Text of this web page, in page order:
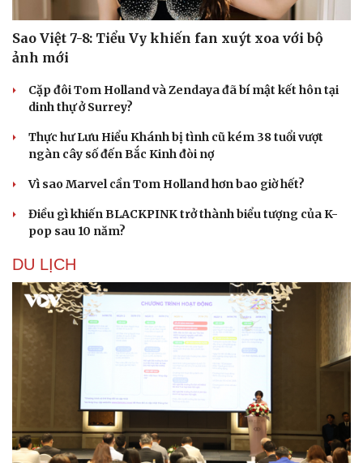
Sân khấu - Điện ảnh
Văn học
Âm nhạc
Giải trí
Thời trang
Sao Việt
Sao Việt 7-8: Tiểu Vy khiến fan xuýt xoa với bộ
ảnh mới
Cặp đôi Tom Holland và Zendaya đã bí mật kết hôn tại
dinh thự ở Surrey?
Thực hư Lưu Hiểu Khánh bị tình cũ kém 38 tuổi vượt
ngàn cây số đến Bắc Kinh đòi nợ
Vì sao Marvel cần Tom Holland hơn bao giờ hết?
Điều gì khiến BLACKPINK trở thành biểu tượng của K-
pop sau 10 năm?
DU LỊCH